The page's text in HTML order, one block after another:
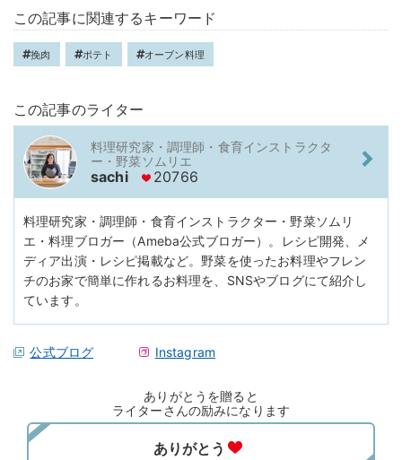
この記事に関連するキーワード
挽肉 ポテト オーブン料理
この記事のライター
料理研究家・調理師・食育インストラクタ
ー・野菜ソムリエ
sachi 20766
料理研究家・調理師・食育インストラクター・野菜ソムリ
エ・料理ブロガー（Ameba公式ブロガー）。レシピ開発、メ
ディア出演・レシピ掲載など。野菜を使ったお料理やフレン
チのお家で簡単に作れるお料理を、SNSやブログにて紹介し
ています。
公式ブログ Instagram
ありがとうを贈ると
ライターさんの励みになります